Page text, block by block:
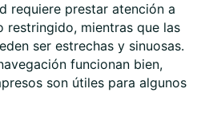
requiere prestar atención a
restringido, mientras que las
ser estrechas y sinuosas.
funcionan bien,
son útiles para algunos